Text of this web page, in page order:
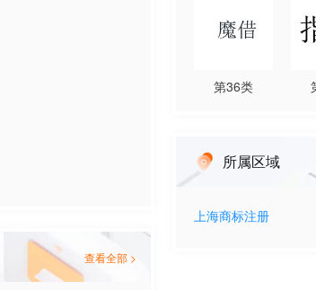
查看全部 >
第36类
所属区域
上海商标注册